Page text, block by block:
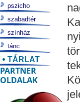
pszicho
szabadtér
színház
tánc
TÁRLAT
PARTNER
OLDALAK